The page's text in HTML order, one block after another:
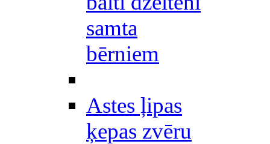
samta
bērniem
Astes ļipas
ķepas zvēru